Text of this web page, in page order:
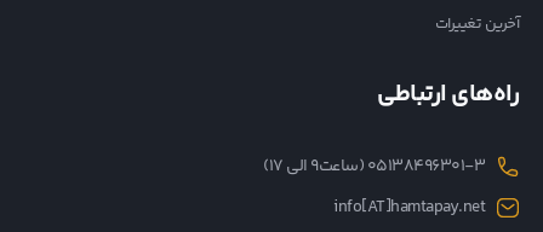
آخرین تغییرات
راه‌های ارتباطی
05138496301-3 (ساعت۹ الی ۱۷)
info[AT]hamtapay.net